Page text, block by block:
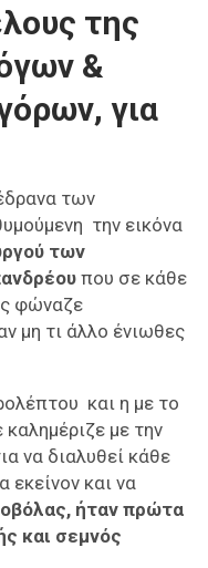
της
&
για
των
την εικόνα
των
που σε κάθε
φώναζε
μη τι άλλο ένιωθες
και η με το
με την
να διαλυθεί κάθε
εκείνον και να
ήταν πρώτα
και σεμνός